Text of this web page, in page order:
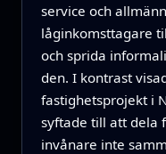
service och
låginkomsttagare
och sprida
den. I kontrast
fastighetsprojekt i
syftade till att dela
invånare inte